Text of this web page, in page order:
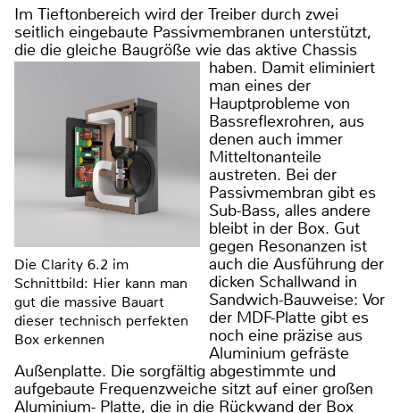
Im Tieftonbereich wird der Treiber durch zwei
seitlich eingebaute Passivmembranen unterstützt,
die die gleiche Baugröße wie das aktive Chassis
haben.
Die Clarity 6.2 im
Schnittbild: Hier kann man
gut die massive Bauart
dieser technisch perfekten
Box erkennen
Damit eliminiert
man eines der
Hauptprobleme von
Bassreflexrohren, aus
denen auch immer
Mitteltonanteile
austreten. Bei der
Passivmembran gibt es
Sub-Bass, alles andere
bleibt in der Box. Gut
gegen Resonanzen ist
auch die Ausführung der
dicken Schallwand in
Sandwich-Bauweise: Vor
der MDF-Platte gibt es
noch eine präzise aus
Aluminium gefräste
Außenplatte. Die sorgfältig abgestimmte und
aufgebaute Frequenzweiche sitzt auf einer großen
Aluminium- Platte, die in die Rückwand der Box